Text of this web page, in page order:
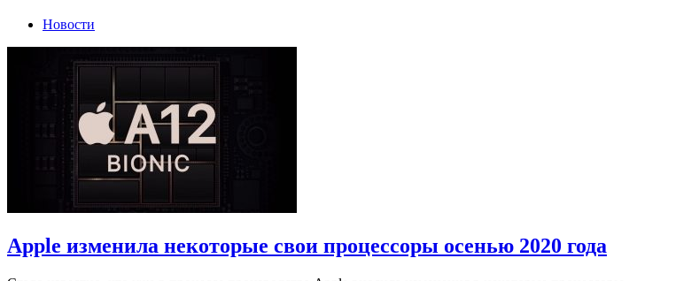
Новости
Apple изменила некоторые свои процессоры осенью 2020 года